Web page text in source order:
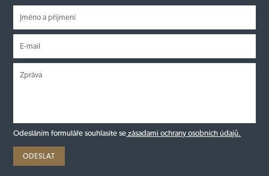
Odesláním formuláře souhlasíte se zásadami ochrany osobních údajů.